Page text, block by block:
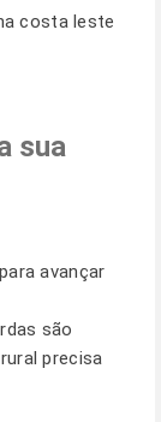
costa leste
sua
avançar
são
precisa